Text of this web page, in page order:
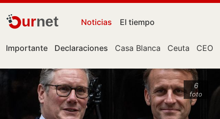
urnet Noticias El tiempo
Importante Declaraciones Casa Blanca Ceuta CEO
6
foto